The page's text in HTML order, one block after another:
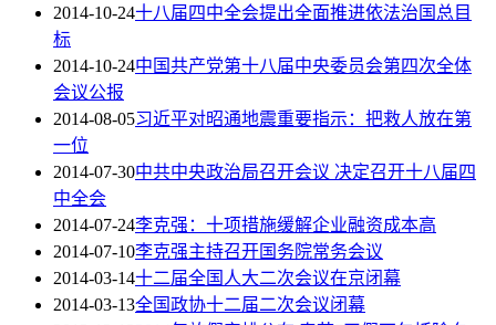
2014-10-24十八届四中全会提出全面推进依法治国总目
标
2014-10-24中国共产党第十八届中央委员会第四次全体
会议公报
2014-08-05习近平对昭通地震重要指示：把救人放在第
一位
2014-07-30中共中央政治局召开会议 决定召开十八届四
中全会
2014-07-24李克强：十项措施缓解企业融资成本高
2014-07-10李克强主持召开国务院常务会议
2014-03-14十二届全国人大二次会议在京闭幕
2014-03-13全国政协十二届二次会议闭幕